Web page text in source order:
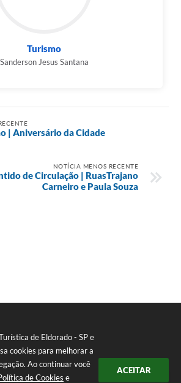
de Eldorado - SP e
cookies para melhorar a
Ao continuar você
de Cookies e
ACEITAR
Turismo
Sanderson Jesus Santana
| Aniversário da Cidade
NOTÍCIA MENOS RECENTE
de Circulação | RuasTrajano
Carneiro e Paula Souza